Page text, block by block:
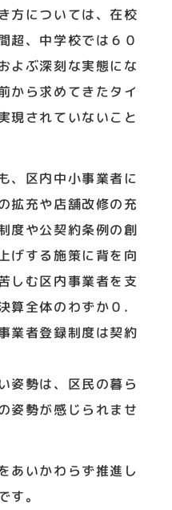
方については、在校
超、中学校では６０
よぶ深刻な実態にな
から求めてきたタイ
現されていないこと
、区内中小事業者に
拡充や店舗改修の充
度や公契約条例の創
げする施策に背を向
しむ区内事業者を支
算全体のわずか０.
業者登録制度は契約
姿勢は、区民の暮ら
姿勢が感じられませ
あいかわらず推進し
す。